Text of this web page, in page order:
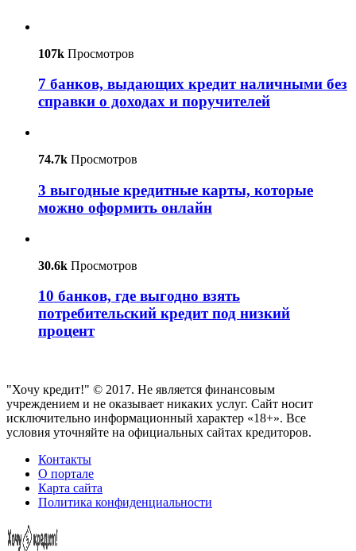
107k Просмотров
7 банков, выдающих кредит наличными без
справки о доходах и поручителей
74.7k Просмотров
3 выгодные кредитные карты, которые
можно оформить онлайн
30.6k Просмотров
10 банков, где выгодно взять
потребительский кредит под низкий
процент
"Хочу кредит!" © 2017. Не является финансовым
учреждением и не оказывает никаких услуг. Сайт носит
исключительно информационный характер «18+». Все
условия уточняйте на официальных сайтах кредиторов.
Контакты
О портале
Карта сайта
Политика конфиденциальности